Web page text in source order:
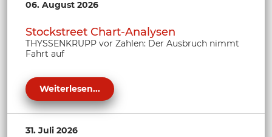
06. August 2026
Stockstreet Chart-Analysen
THYSSENKRUPP vor Zahlen: Der Ausbruch nimmt
Fahrt auf
Weiterlesen...
31. Juli 2026